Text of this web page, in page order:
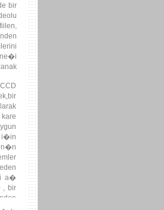
bir
i�in
a�
, bir